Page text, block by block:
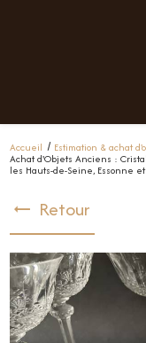
Accueil Estimation & achat
Achat d'Objets Anciens :
les Hauts-de-Seine, Essonne
Retour
Panneau de